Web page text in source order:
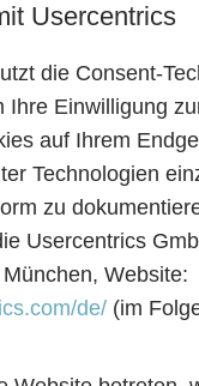
Usercentrics
die Consent-
Ihre Einwilligung
auf Ihrem
Technologien
zu
Usercentrics
Website:
de/ (im